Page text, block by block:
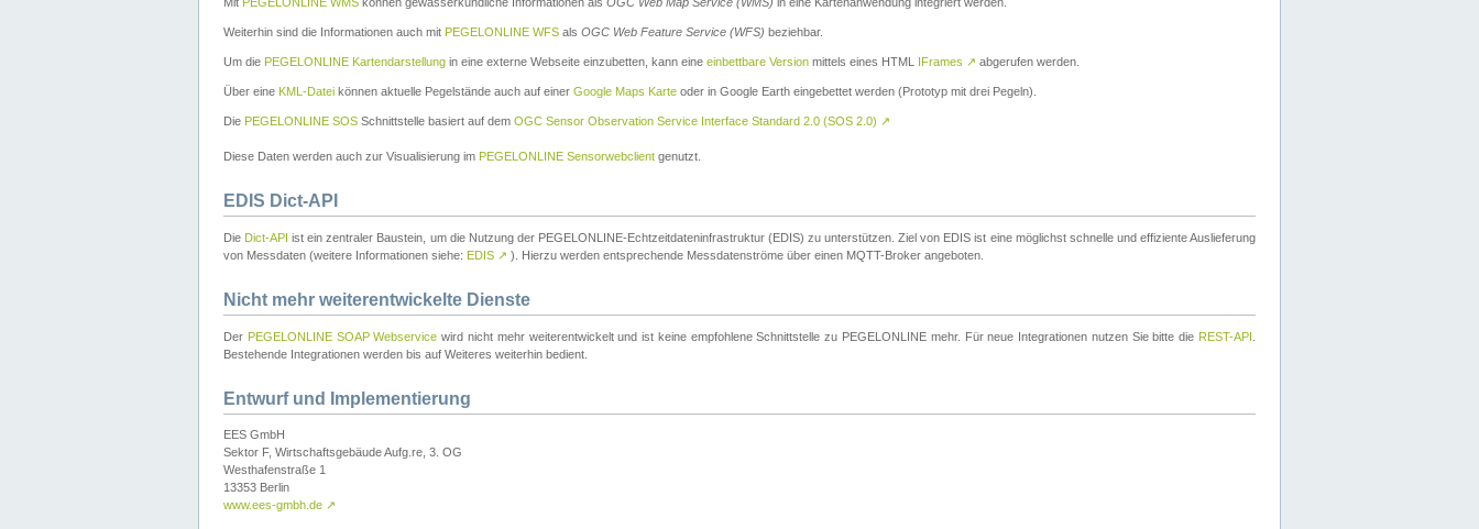
Weiterhin sind die Informationen auch mit PEGELONLINE WFS als OGC Web Feature Service (WFS) beziehbar.
Um die PEGELONLINE Kartendarstellung in eine externe Webseite einzubetten, kann eine einbettbare Version mittels eines HTML IFrames ↗ abgerufen werden.
Über eine KML-Datei können aktuelle Pegelstände auch auf einer Google Maps Karte oder in Google Earth eingebettet werden (Prototyp mit drei Pegeln).
Die PEGELONLINE SOS Schnittstelle basiert auf dem OGC Sensor Observation Service Interface Standard 2.0 (SOS 2.0) ↗
Diese Daten werden auch zur Visualisierung im PEGELONLINE Sensorwebclient genutzt.
EDIS Dict-API
Die Dict-API ist ein zentraler Baustein, um die Nutzung der PEGELONLINE-Echtzeitdateninfrastruktur (EDIS) zu unterstützen. Ziel von EDIS ist eine möglichst schnelle und effiziente Auslieferung
von Messdaten (weitere Informationen siehe: EDIS ↗ ). Hierzu werden entsprechende Messdatenströme über einen MQTT-Broker angeboten.
Nicht mehr weiterentwickelte Dienste
Der PEGELONLINE SOAP Webservice wird nicht mehr weiterentwickelt und ist keine empfohlene Schnittstelle zu PEGELONLINE mehr. Für neue Integrationen nutzen Sie bitte die REST-API
Bestehende Integrationen werden bis auf Weiteres weiterhin bedient.
Entwurf und Implementierung
EES GmbH
Sektor F, Wirtschaftsgebäude Aufg.re, 3. OG
Westhafenstraße 1
13353 Berlin
www.ees-gmbh.de ↗